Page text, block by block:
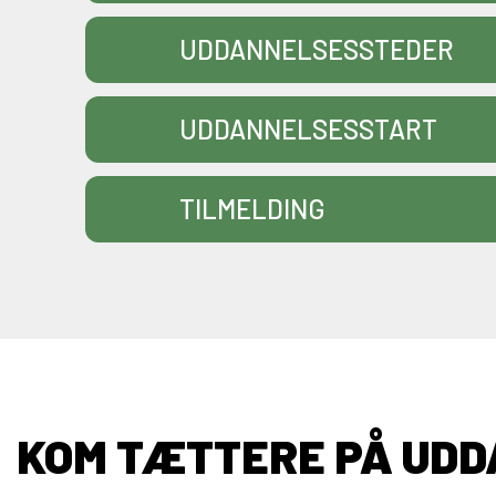
UDDANNELSESSTEDER
UDDANNELSESSTART
TILMELDING
KOM TÆTTERE PÅ